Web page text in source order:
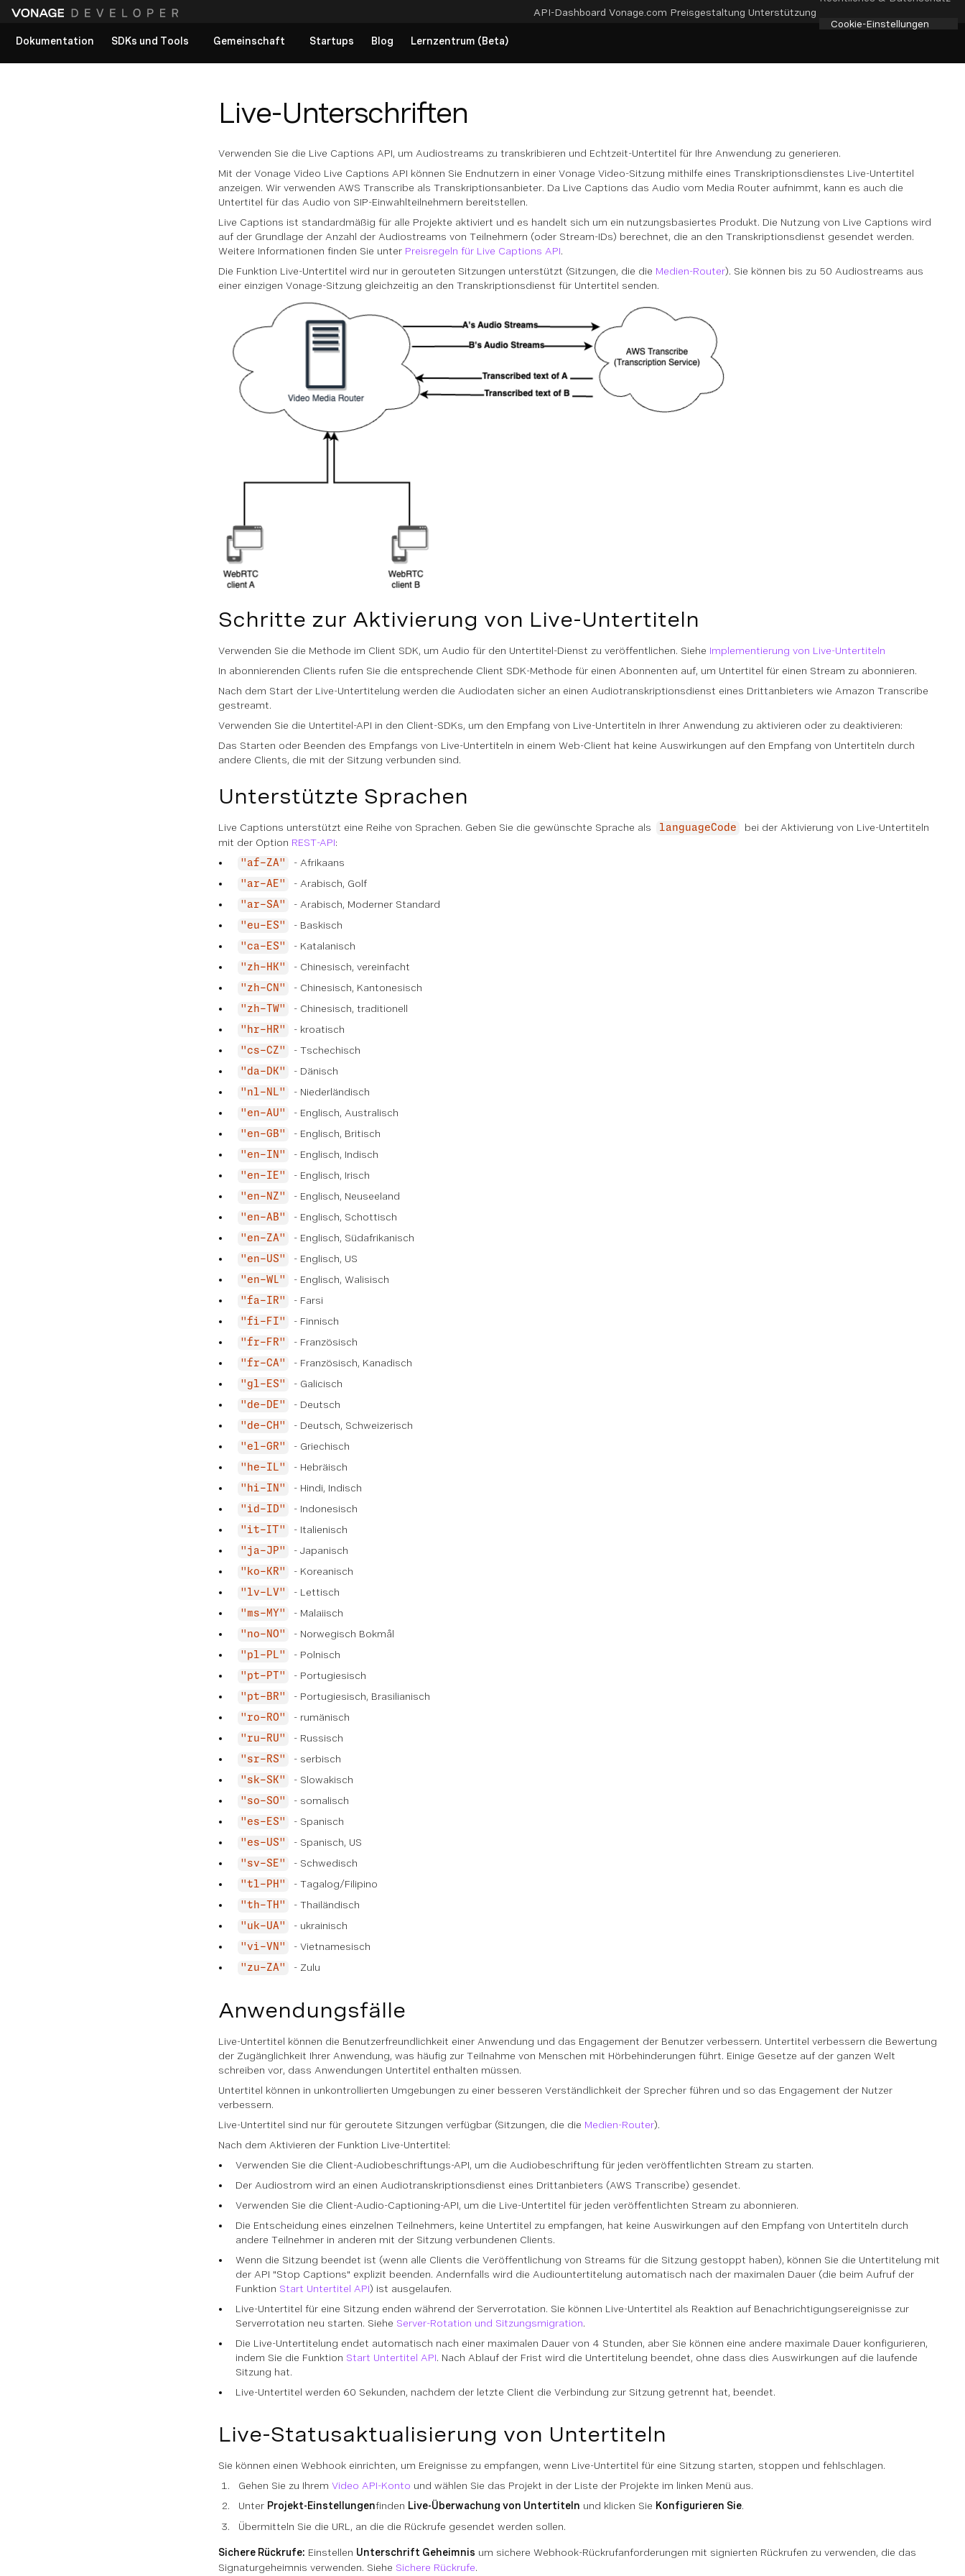
API-Dashboard Vonage.com Preisgestaltung Unterstützung
Cookie-Einstellungen
Dokumentation
SDKs und Tools Gemeinschaft Startups Blog Lernzentrum (Beta)
Live-Unterschriften
Verwenden Sie die Live Captions API, um Audiostreams zu transkribieren und Echtzeit-Untertitel für Ihre Anwendung zu generieren.
Mit der Vonage Video Live Captions API können Sie Endnutzern in einer Vonage Video-Sitzung mithilfe eines Transkriptionsdienstes Live-Untertitel
anzeigen. Wir verwenden AWS Transcribe als Transkriptionsanbieter. Da Live Captions das Audio vom Media Router aufnimmt, kann es auch die
Untertitel für das Audio von SIP-Einwahlteilnehmern bereitstellen.
Live Captions ist standardmäßig für alle Projekte aktiviert und es handelt sich um ein nutzungsbasiertes Produkt. Die Nutzung von Live Captions wird
auf der Grundlage der Anzahl der Audiostreams von Teilnehmern (oder Stream-IDs) berechnet, die an den Transkriptionsdienst gesendet werden.
Weitere Informationen finden Sie unter Preisregeln für Live Captions API.
Die Funktion Live-Untertitel wird nur in gerouteten Sitzungen unterstützt (Sitzungen, die die Medien-Router). Sie können bis zu 50 Audiostreams aus
einer einzigen Vonage-Sitzung gleichzeitig an den Transkriptionsdienst für Untertitel senden.
Schritte zur Aktivierung von Live-Untertiteln
Verwenden Sie die Methode im Client SDK, um Audio für den Untertitel-Dienst zu veröffentlichen. Siehe Implementierung von Live-Untertiteln
In abonnierenden Clients rufen Sie die entsprechende Client SDK-Methode für einen Abonnenten auf, um Untertitel für einen Stream zu abonnieren.
Nach dem Start der Live-Untertitelung werden die Audiodaten sicher an einen Audiotranskriptionsdienst eines Drittanbieters wie Amazon Transcribe
gestreamt.
Verwenden Sie die Untertitel-API in den Client-SDKs, um den Empfang von Live-Untertiteln in Ihrer Anwendung zu aktivieren oder zu deaktivieren:
Das Starten oder Beenden des Empfangs von Live-Untertiteln in einem Web-Client hat keine Auswirkungen auf den Empfang von Untertiteln durch
andere Clients, die mit der Sitzung verbunden sind.
Unterstützte Sprachen
Live Captions unterstützt eine Reihe von Sprachen. Geben Sie die gewünschte Sprache als languageCode
bei der Aktivierung von Live-Untertiteln
mit der Option REST-API:
"af-ZA" - Afrikaans
"ar-AE" - Arabisch, Golf
"ar-SA" - Arabisch, Moderner Standard
"eu-ES" - Baskisch
"ca-ES" - Katalanisch
"zh-HK" - Chinesisch, vereinfacht
"zh-CN" - Chinesisch, Kantonesisch
"zh-TW" - Chinesisch, traditionell
"hr-HR" - kroatisch
"cs-CZ" - Tschechisch
"da-DK" - Dänisch
"nl-NL" - Niederländisch
"en-AU" - Englisch, Australisch
"en-GB" - Englisch, Britisch
"en-IN" - Englisch, Indisch
"en-IE" - Englisch, Irisch
"en-NZ" - Englisch, Neuseeland
"en-AB" - Englisch, Schottisch
"en-ZA" - Englisch, Südafrikanisch
"en-US" - Englisch, US
"en-WL" - Englisch, Walisisch
"fa-IR" - Farsi
"fi-FI" - Finnisch
"fr-FR" - Französisch
"fr-CA" - Französisch, Kanadisch
"gl-ES" - Galicisch
"de-DE" - Deutsch
"de-CH" - Deutsch, Schweizerisch
"el-GR" - Griechisch
"he-IL" - Hebräisch
"hi-IN" - Hindi, Indisch
"id-ID" - Indonesisch
"it-IT" - Italienisch
"ja-JP" - Japanisch
"ko-KR" - Koreanisch
"lv-LV" - Lettisch
"ms-MY" - Malaiisch
"no-NO" - Norwegisch Bokmål
"pl-PL" - Polnisch
"pt-PT" - Portugiesisch
"pt-BR" - Portugiesisch, Brasilianisch
"ro-RO" - rumänisch
"ru-RU" - Russisch
"sr-RS" - serbisch
"sk-SK" - Slowakisch
"so-SO" - somalisch
"es-ES" - Spanisch
"es-US" - Spanisch, US
"sv-SE" - Schwedisch
"tl-PH" - Tagalog/Filipino
"th-TH" - Thailändisch
"uk-UA" - ukrainisch
"vi-VN" - Vietnamesisch
"zu-ZA" - Zulu
Anwendungsfälle
Live-Untertitel können die Benutzerfreundlichkeit einer Anwendung und das Engagement der Benutzer verbessern. Untertitel verbessern die Bewertung
der Zugänglichkeit Ihrer Anwendung, was häufig zur Teilnahme von Menschen mit Hörbehinderungen führt. Einige Gesetze auf der ganzen Welt
schreiben vor, dass Anwendungen Untertitel enthalten müssen.
Untertitel können in unkontrollierten Umgebungen zu einer besseren Verständlichkeit der Sprecher führen und so das Engagement der Nutzer
verbessern.
Live-Untertitel sind nur für geroutete Sitzungen verfügbar (Sitzungen, die die Medien-Router).
Nach dem Aktivieren der Funktion Live-Untertitel:
Verwenden Sie die Client-Audiobeschriftungs-API, um die Audiobeschriftung für jeden veröffentlichten Stream zu starten.
Der Audiostrom wird an einen Audiotranskriptionsdienst eines Drittanbieters (AWS Transcribe) gesendet.
Verwenden Sie die Client-Audio-Captioning-API, um die Live-Untertitel für jeden veröffentlichten Stream zu abonnieren.
Die Entscheidung eines einzelnen Teilnehmers, keine Untertitel zu empfangen, hat keine Auswirkungen auf den Empfang von Untertiteln durch
andere Teilnehmer in anderen mit der Sitzung verbundenen Clients.
Wenn die Sitzung beendet ist (wenn alle Clients die Veröffentlichung von Streams für die Sitzung gestoppt haben), können Sie die Untertitelung mit
der API "Stop Captions" explizit beenden. Andernfalls wird die Audiountertitelung automatisch nach der maximalen Dauer (die beim Aufruf der
Funktion Start Untertitel API) ist ausgelaufen.
Live-Untertitel für eine Sitzung enden während der Serverrotation. Sie können Live-Untertitel als Reaktion auf Benachrichtigungsereignisse zur
Serverrotation neu starten. Siehe Server-Rotation und Sitzungsmigration.
Die Live-Untertitelung endet automatisch nach einer maximalen Dauer von 4 Stunden, aber Sie können eine andere maximale Dauer konfigurieren,
indem Sie die Funktion Start Untertitel API. Nach Ablauf der Frist wird die Untertitelung beendet, ohne dass dies Auswirkungen auf die laufende
Sitzung hat.
Live-Untertitel werden 60 Sekunden, nachdem der letzte Client die Verbindung zur Sitzung getrennt hat, beendet.
Live-Statusaktualisierung von Untertiteln
Sie können einen Webhook einrichten, um Ereignisse zu empfangen, wenn Live-Untertitel für eine Sitzung starten, stoppen und fehlschlagen.
Gehen Sie zu Ihrem Video API-Konto und wählen Sie das Projekt in der Liste der Projekte im linken Menü aus.
Unter Projekt-Einstellungenfinden Live-Überwachung von Untertiteln und klicken Sie Konfigurieren Sie.
Übermitteln Sie die URL, an die die Rückrufe gesendet werden sollen.
Sichere Rückrufe: Einstellen Unterschrift Geheimnis um sichere Webhook-Rückrufanforderungen mit signierten Rückrufen zu verwenden, die das
Signaturgeheimnis verwenden. Siehe Sichere Rückrufe.